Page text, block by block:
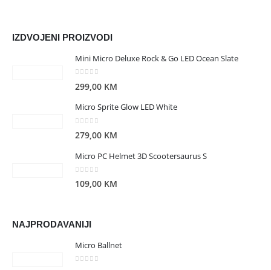
IZDVOJENI PROIZVODI
Mini Micro Deluxe Rock & Go LED Ocean Slate
299,00 KM
Micro Sprite Glow LED White
279,00 KM
Micro PC Helmet 3D Scootersaurus S
0 out of 5
109,00 KM
NAJPRODAVANIJI
Micro Ballnet